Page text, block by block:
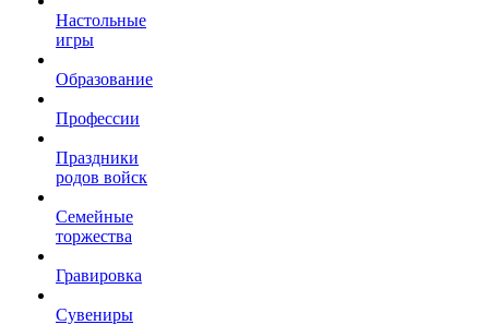
Настольные
игры
Образование
Профессии
Праздники
родов войск
Семейные
торжества
Гравировка
Сувениры